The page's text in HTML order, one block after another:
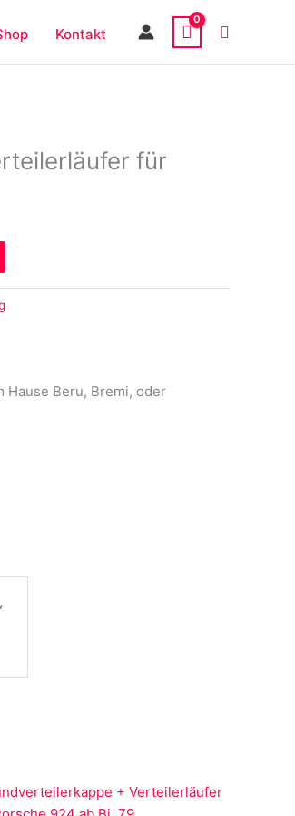
Kontakt
für
Beru, Bremi, oder